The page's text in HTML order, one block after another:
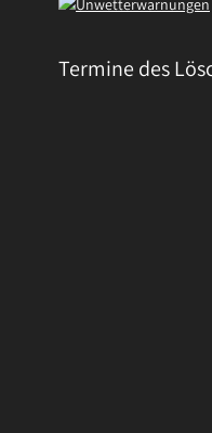
Termine des